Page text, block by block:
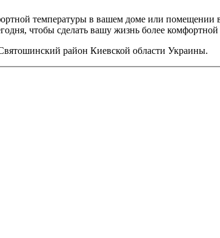
температуры в вашем доме или
чтобы сделать вашу жизнь более
район Киевской области Украины.